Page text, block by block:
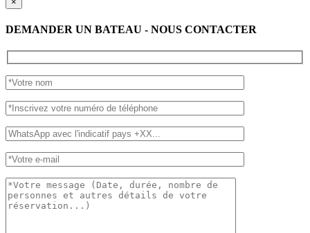
DEMANDER UN BATEAU - NOUS CONTACTER